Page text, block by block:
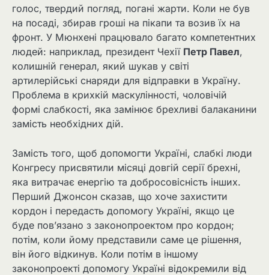
голос, твердий погляд, погані жарти. Коли не був
на посаді, збирав гроші на пікапи та возив їх на
фронт. У Мюнхені працювало багато компетентних
людей: наприклад, президент Чехії Петр Павел,
колишній генерал, який шукав у світі
артилерійські снаряди для відправки в Україну.
Проблема в крихкій маскулінності, чоловічій
формі слабкості, яка замінює брехливі балаканини
замість необхідних дій.
Замість того, щоб допомогти Україні, слабкі люди
Конгресу присвятили місяці довгій серії брехні,
яка витрачає енергію та добросовісність інших.
Перший Джонсон сказав, що хоче захистити
кордон і передасть допомогу Україні, якщо це
буде пов’язано з законопроектом про кордон;
потім, коли йому представили саме це рішення,
він його відкинув. Коли потім в іншому
законопроекті допомогу Україні відокремили від